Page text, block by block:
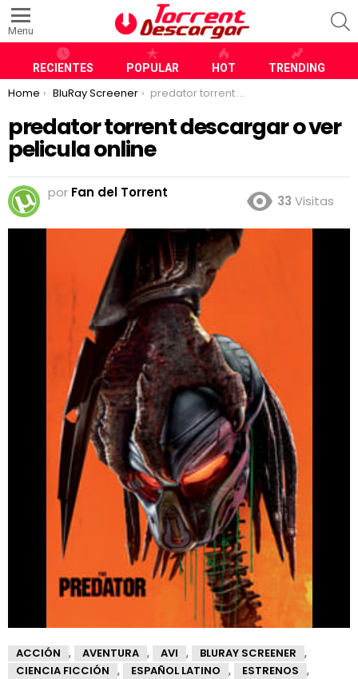
Menu
RECIENTES POPULAR HOT TRENDING
You are here:
Home BluRay Screener predator torrent descargar o ver pelicula online
predator torrent descargar o ver
pelicula online
por Fan del Torrent
33 Visitas
ACCIÓN , AVENTURA , AVI , BLURAY SCREENER ,
CIENCIA FICCIÓN , ESPAÑOL LATINO , ESTRENOS ,